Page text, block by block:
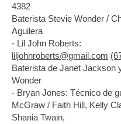
4382
Baterista Stevie Wonder /
Aguilera
- Lil John Roberts:
liljohnroberts@gmail.com
Baterista de Janet Jackson
Wonder
- Bryan Jones: Técnico de
McGraw / Faith Hill, Kelly
Shania Twain,